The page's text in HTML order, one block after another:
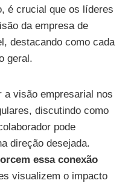
é crucial que os líderes
da empresa de
destacando como cada
geral.
a visão empresarial nos
discutindo como
pode
direção desejada.
essa conexão
visualizem o impacto